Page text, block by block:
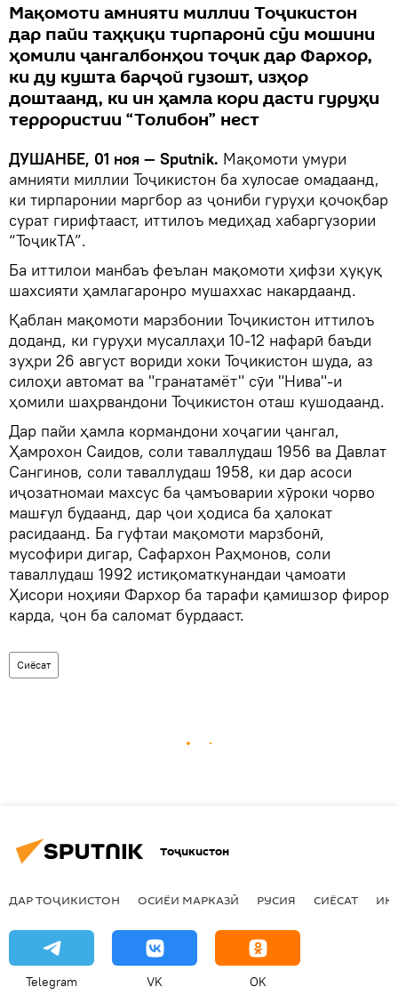
Мақомоти амнияти миллии Тоҷикистон
дар пайи таҳқиқи тирпаронӣ сӯи мошини
ҳомили ҷангалбонҳои тоҷик дар Фархор,
ки ду кушта барҷой гузошт, изҳор
доштаанд, ки ин ҳамла кори дасти гуруҳи
террористии “Толибон” нест
ДУШАНБЕ, 01 ноя — Sputnik. Мақомоти умури
амнияти миллии Тоҷикистон ба хулосае омадаанд,
ки тирпаронии маргбор аз ҷониби гуруҳи қочоқбар
сурат гирифтааст, иттилоъ медиҳад хабаргузории
“ТоҷикТА”.
Ба иттилои манбаъ феълан мақомоти ҳифзи ҳуқуқ
шахсияти ҳамлагаронро мушаххас накардаанд.
Қаблан мақомоти марзбонии Тоҷикистон иттилоъ
доданд, ки гуруҳи мусаллаҳи 10-12 нафарӣ баъди
зуҳри 26 август вориди хоки Тоҷикистон шуда, аз
силоҳи автомат ва "гранатамёт" сӯи "Нива"-и
ҳомили шаҳрвандони Тоҷикистон оташ кушодаанд.
Дар пайи ҳамла кормандони хоҷагии ҷангал,
Ҳамрохон Саидов, соли таваллудаш 1956 ва Давлат
Сангинов, соли таваллудаш 1958, ки дар асоси
иҷозатномаи махсус ба ҷамъоварии хӯроки чорво
машғул будаанд, дар ҷои ҳодиса ба ҳалокат
расидаанд. Ба гуфтаи мақомоти марзбонӣ,
мусофири дигар, Сафархон Раҳмонов, соли
таваллудаш 1992 истиқоматкунандаи ҷамоати
Ҳисори ноҳияи Фархор ба тарафи қамишзор фирор
карда, ҷон ба саломат бурдааст.
Сиёсат
Тоҷикистон
ДАР ТОҶИКИСТОН ОСИЁИ МАРКАЗӢ РУСИЯ СИЁСАТ
Telegram VK OK